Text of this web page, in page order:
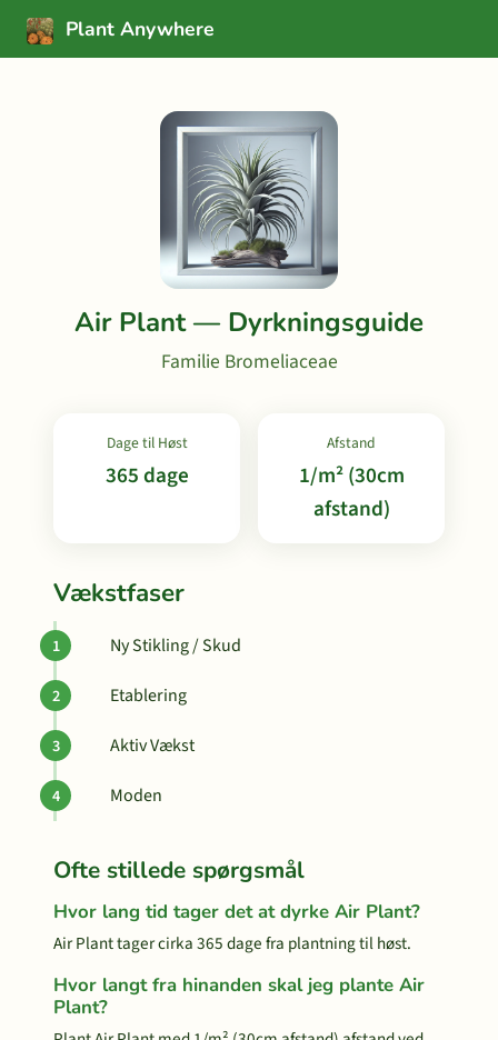
Plant Anywhere
Air Plant — Dyrkningsguide
Familie Bromeliaceae
Dage til Høst
365 dage
Afstand
1/m² (30cm
afstand)
Vækstfaser
Ny Stikling / Skud
Etablering
Aktiv Vækst
Moden
Ofte stillede spørgsmål
Hvor lang tid tager det at dyrke Air Plant?
Air Plant tager cirka 365 dage fra plantning til høst.
Hvor langt fra hinanden skal jeg plante Air
Plant?